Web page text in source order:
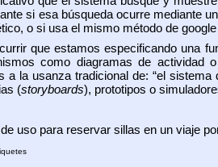
si esa búsqueda ocurre mediante
o si usa el mismo método de
que estamos especificando una
como diagramas de actividad
a la usanza tradicional de: “el
(storyboards), prototipos o
uso para reservar sillas en un viaje